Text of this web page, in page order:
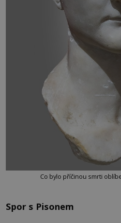
Co bylo příčinou smrti
Spor s Pisonem